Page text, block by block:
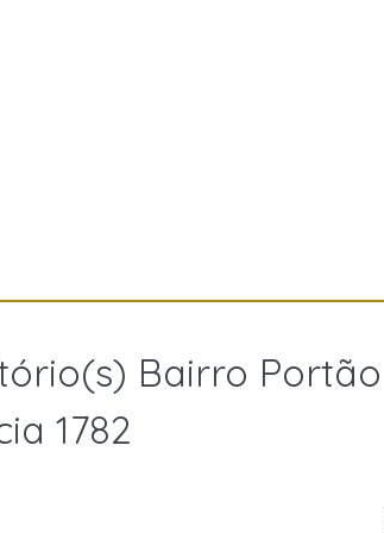
Bairro Portão
1782